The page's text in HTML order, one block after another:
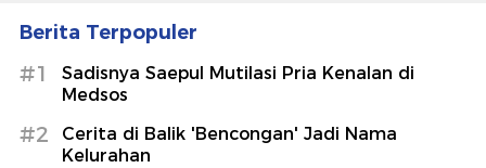
Berita Terpopuler
#1
Sadisnya Saepul Mutilasi Pria Kenalan di
Medsos
#2
Cerita di Balik 'Bencongan' Jadi Nama
Kelurahan